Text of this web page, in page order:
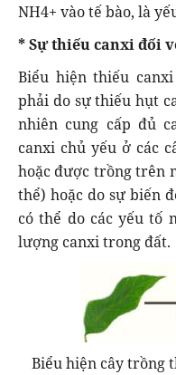
NH4+ vào tế bào, là
* Sự thiếu canxi đối
Biểu hiện thiếu
phải do sự thiếu hụt
nhiên cung cấp đủ
canxi chủ yếu ở các
hoặc được trồng trên
thể) hoặc do sự biến
có thể do các yếu tố
lượng canxi trong đất.
Biểu hiện cây trồng